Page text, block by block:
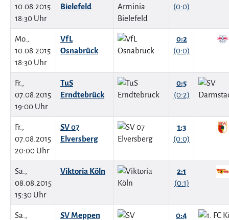
10.08.2015
18:30 Uhr
Bielefeld
(0:0)
Mo.,
10.08.2015
18:30 Uhr
VfL
Osnabrück
0:2
(0:0)
Fr.,
07.08.2015
19:00 Uhr
TuS
Erndtebrück
0:5
(0:2)
Fr.,
07.08.2015
20:00 Uhr
SV 07
Elversberg
1:3
(0:0)
Sa.,
08.08.2015
15:30 Uhr
Viktoria Köln
2:1
(0:1)
Sa.,
SV Meppen
0:4